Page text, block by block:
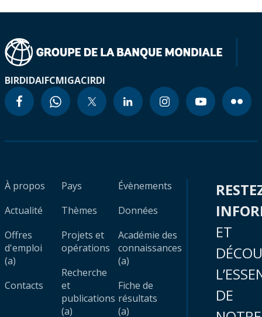
BIRDIDAIFCMIGACIRDI
À propos
Actualité
Offres
d'emploi
(a)
Contacts
Pays
Thèmes
Projets et
opérations
Recherche
et
publications
(a)
Évènements
Données
Académie des
connaissances
(a)
Fiche de
résultats
(a)
ET
DE